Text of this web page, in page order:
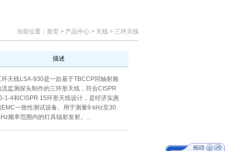
当前位置： 首页 > 产品中心 > 天线 > 三环天线
描述
环天线LSA-930是一款基于TBCCP同轴射频
流监测探头制作的三环形天线，符合CISPR
1-4和CISPR 15环形天线设计，是经济实惠
EMC一致性测试设备。用于测量9 kHz至30
频率范围内的灯具辐射发射。...